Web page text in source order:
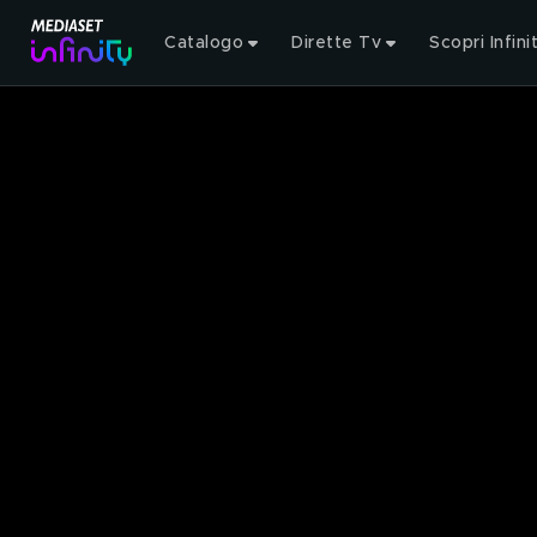
Catalogo Dirette Tv Scopri